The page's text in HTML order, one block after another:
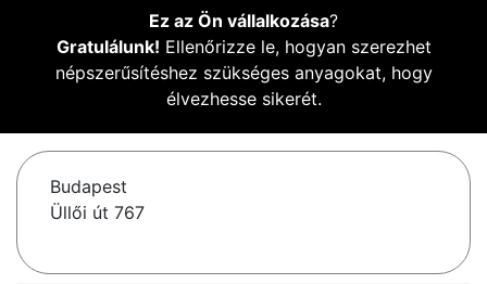
Ez az Ön vállalkozása?
Gratulálunk! Ellenőrizze le, hogyan szerezhet
népszerűsítéshez szükséges anyagokat, hogy
élvezhesse sikerét.
Budapest
Üllői út 767